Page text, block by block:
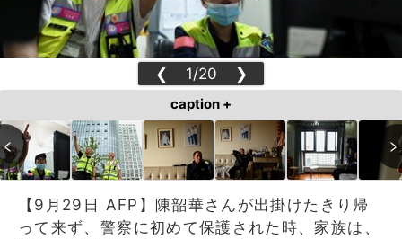
❮ 1/20 ❯
caption +
【9月29日 AFP】陳韶華さんが出掛けたきり帰
って来ず、警察に初めて保護された時、家族は、